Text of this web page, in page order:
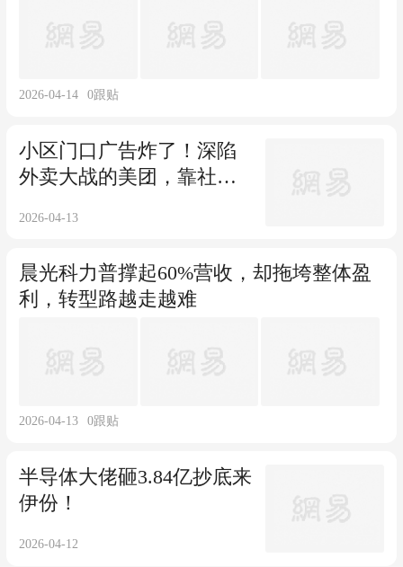
2026-04-14 0跟贴
小区门口广告炸了！深陷
外卖大战的美团，靠社区
2026-04-13
晨光科力普撑起60%营收，却拖垮整体盈
利，转型路越走越难
2026-04-13 0跟贴
半导体大佬砸3.84亿抄底来
伊份！
2026-04-12